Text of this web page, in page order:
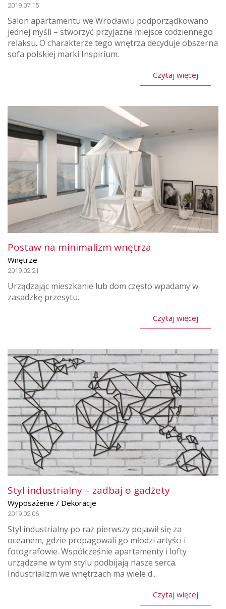
2019.07.15
Salon apartamentu we Wrocławiu podporządkowano
jednej myśli – stworzyć przyjazne miejsce codziennego
relaksu. O charakterze tego wnętrza decyduje obszerna
sofa polskiej marki Inspirium.
Czytaj więcej
Postaw na minimalizm wnętrza
Wnętrze
2019.02.21
Urządzając mieszkanie lub dom często wpadamy w
zasadzkę przesytu.
Czytaj więcej
Styl industrialny – zadbaj o gadżety
Wyposażenie / Dekoracje
2019.02.06
Styl industrialny po raz pierwszy pojawił się za
oceanem, gdzie propagowali go młodzi artyści i
fotografowie. Współcześnie apartamenty i lofty
urządzane w tym stylu podbijają nasze serca.
Industrializm we wnętrzach ma wiele d...
Czytaj więcej